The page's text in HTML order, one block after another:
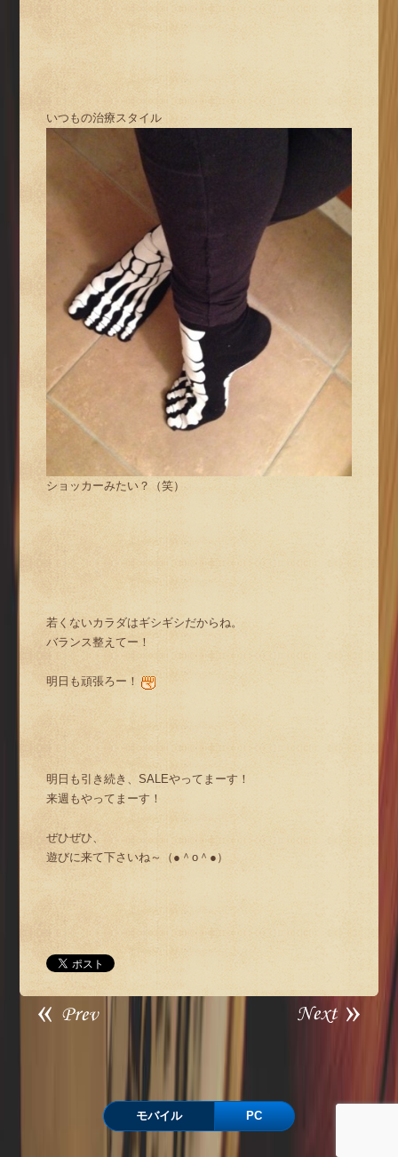
いつもの治療スタイル
ショッカーみたい？（笑）
若くないカラダはギシギシだからね。
バランス整えてー！
明日も頑張ろー！
明日も引き続き、SALEやってまーす！
来週もやってまーす！
ぜひぜひ、
遊びに来て下さいね～（●＾o＾●）
モバイル PC